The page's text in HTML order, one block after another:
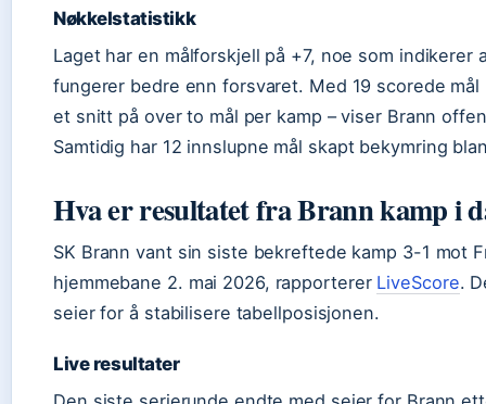
Nøkkelstatistikk
Laget har en målforskjell på +7, noe som indikerer
fungerer bedre enn forsvaret. Med 19 scorede mål
et snitt på over to mål per kamp – viser Brann
Samtidig har 12 innslupne mål skapt bekymring
Hva er resultatet fra Brann kamp i
SK Brann vant sin siste bekreftede kamp 3-1 mot
hjemmebane 2. mai 2026, rapporterer LiveScore.
seier for å stabilisere tabellposisjonen.
Live resultater